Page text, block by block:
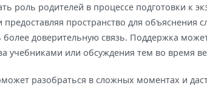
роль родителей в процессе подготовки к
пространство для
более доверительную связь. Поддержка
учебниками или обсуждения тем во время
разобраться в сложных моментах и